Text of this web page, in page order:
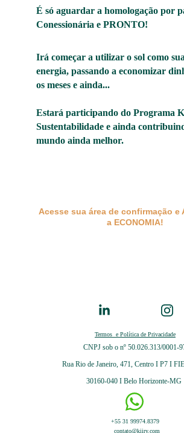
É só aguardar a homologação por
Conessionária e PRONTO!
Irá começar a utilizar o sol como
energia, passando a economizar
os meses e ainda...
Estará participando do Programa
Sustentabilidade e ainda
mundo ainda melhor.
Acesse sua área de confirmação e
a ECONOMIA!
Termos  e Política de Privacidade
contato@kiiry.com
+55 31 99974.8379
CNPJ sob o nº 50.026.313/0001-
Rua Rio de Janeiro, 471, Centro I P7 I
30160-040 I Belo Horizonte-MG